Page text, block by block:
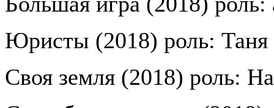
Юристы (2018) роль: Таня
Своя земля (2018) роль: